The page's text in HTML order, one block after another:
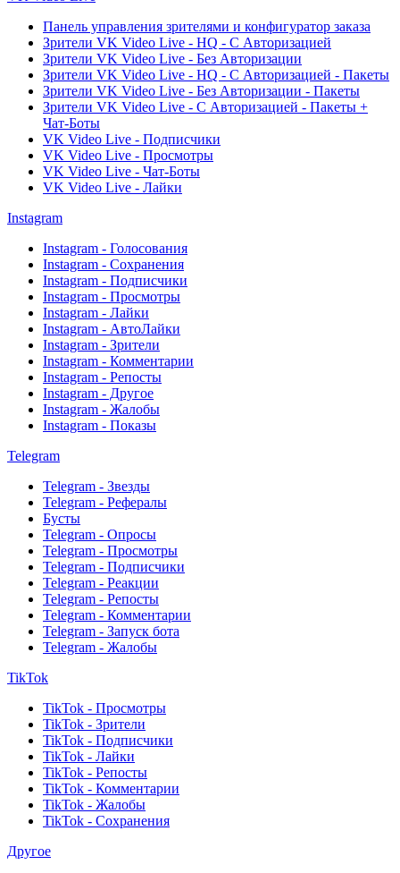
Панель управления зрителями и конфигуратор заказа
Зрители VK Video Live - HQ - С Авторизацией
Зрители VK Video Live - Без Авторизации
Зрители VK Video Live - HQ - С Авторизацией - Пакеты
Зрители VK Video Live - Без Авторизации - Пакеты
Зрители VK Video Live - С Авторизацией - Пакеты +
Чат-Боты
VK Video Live - Подписчики
VK Video Live - Просмотры
VK Video Live - Чат-Боты
VK Video Live - Лайки
Instagram
Instagram - Голосования
Instagram - Сохранения
Instagram - Подписчики
Instagram - Просмотры
Instagram - Лайки
Instagram - АвтоЛайки
Instagram - Зрители
Instagram - Комментарии
Instagram - Репосты
Instagram - Другое
Instagram - Жалобы
Instagram - Показы
Telegram
Telegram - Звезды
Telegram - Рефералы
Бусты
Telegram - Опросы
Telegram - Просмотры
Telegram - Подписчики
Telegram - Реакции
Telegram - Репосты
Telegram - Комментарии
Telegram - Запуск бота
Telegram - Жалобы
TikTok
TikTok - Просмотры
TikTok - Зрители
TikTok - Подписчики
TikTok - Лайки
TikTok - Репосты
TikTok - Комментарии
TikTok - Жалобы
TikTok - Сохранения
Другое